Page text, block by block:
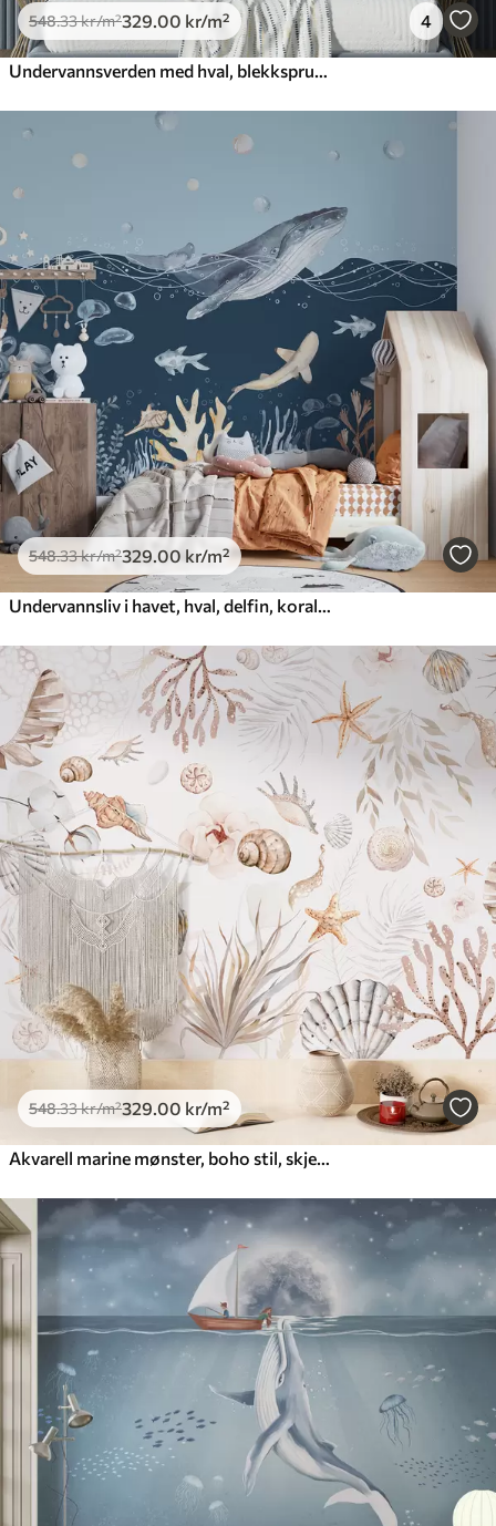
548.33kr/m²329.00 kr/m² 4
Undervannsverden med hval, blekksprut, skilpadde
548.33kr/m²329.00 kr/m²
Undervannsliv i havet, hval, delfin, koraller, havdyr, havtema, pastellfarger
548.33kr/m²329.00 kr/m²
Akvarell marine mønster, boho stil, skjell, koraller, bomull, beige farger